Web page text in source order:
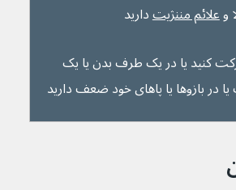
و علائم مننژیت دارید
حرکت کنید یا در یک طرف بدن یا یک
بازوها یا پاهای خود ضعف دارید